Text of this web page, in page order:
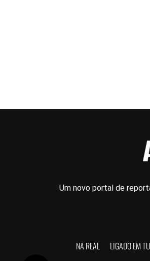
Um novo portal de
NA REAL LIGADO EM